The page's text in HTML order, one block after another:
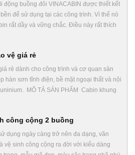
động buồng đôi VINACABIN được thiết kết
để sử dụng tại các công trình. Vì thế nó
rất dầy và vững chắc. Điều này rất thích
vệ giá rẻ
rẻ dành cho công trình và cơ quan sản
hàn sơn tĩnh điện, bề mặt ngoại thất và nội
MÔ TẢ SẢN PHẨM Cabin khung
công cộng 2 buồng
dụng ngày càng trở nên đa dạng, văn
vệ sinh công cộng ra đời với kiểu dáng